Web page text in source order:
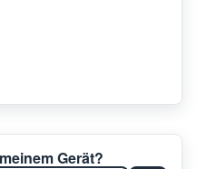
Gerät?